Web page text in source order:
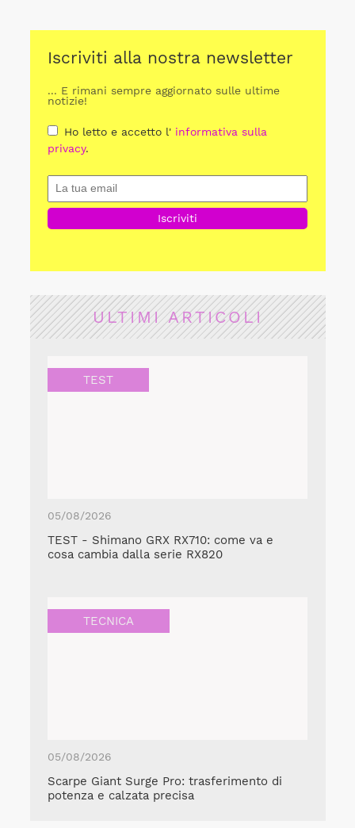
Iscriviti alla nostra newsletter
... E rimani sempre aggiornato sulle ultime
notizie!
Ho letto e accetto l' informativa sulla
privacy.
ULTIMI ARTICOLI
TEST
05/08/2026
TEST - Shimano GRX RX710: come va e
cosa cambia dalla serie RX820
TECNICA
05/08/2026
Scarpe Giant Surge Pro: trasferimento di
potenza e calzata precisa